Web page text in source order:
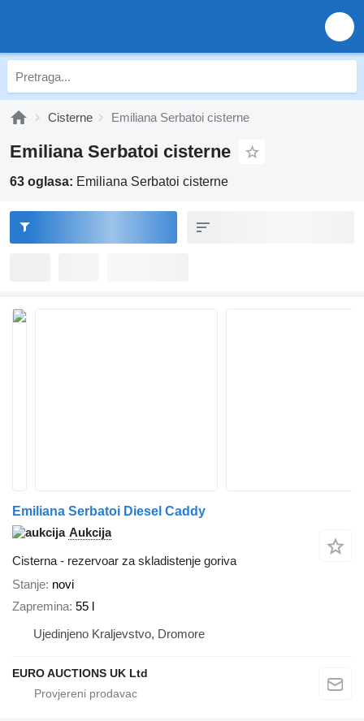
Cisterne Emiliana Serbatoi cisterne
Emiliana Serbatoi cisterne
63 oglasa: Emiliana Serbatoi cisterne
Emiliana Serbatoi Diesel Caddy
Aukcija
Cisterna - rezervoar za skladistenje goriva
Stanje novi
Zapremina 55 l
Ujedinjeno Kraljevstvo, Dromore
EURO AUCTIONS UK Ltd